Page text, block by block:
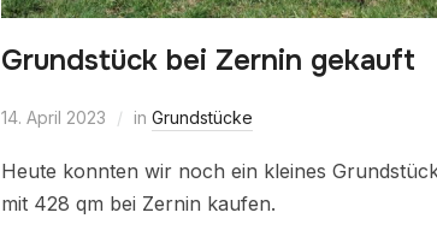
Grundstück bei Zernin gekauft
14. April 2023 inGrundstücke
Heute konnten wir noch ein kleines
mit 428 qm bei Zernin kaufen.